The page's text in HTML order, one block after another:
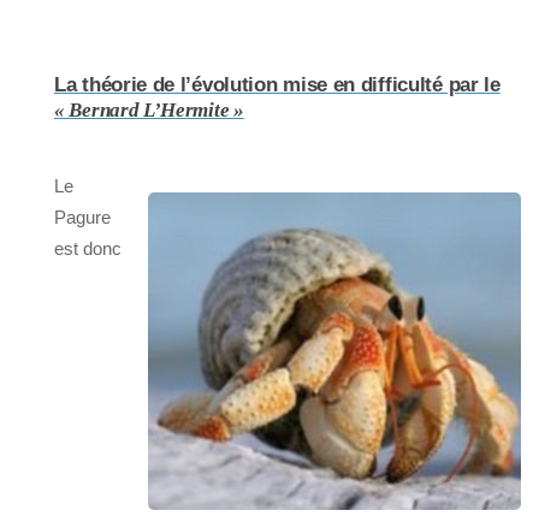
La théorie de l’évolution mise en difficulté par le
« Bernard L’Hermite »
Le
Pagure
est donc